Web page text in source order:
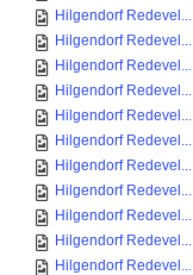
Hilgendorf Redevel...
Hilgendorf Redevel...
Hilgendorf Redevel...
Hilgendorf Redevel...
Hilgendorf Redevel...
Hilgendorf Redevel...
Hilgendorf Redevel...
Hilgendorf Redevel...
Hilgendorf Redevel...
Hilgendorf Redevel...
Hilgendorf Redevel...